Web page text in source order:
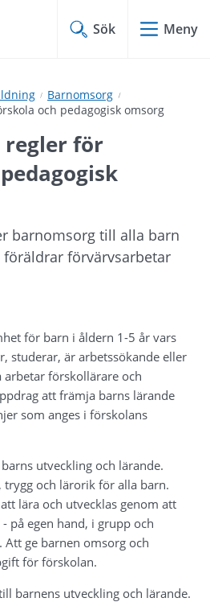
Sök Meny
Barnomsorg
och pedagogisk omsorg
regler för
barnomsorg till alla barn
förvärvsarbetar
för barn i åldern 1-5 år vars
studerar, är arbetssökande eller
förskollärare och
att främja barns lärande
som anges i förskolans
utveckling och lärande.
trygg och lärorik för alla barn.
lära och utvecklas genom att
på egen hand, i grupp och
ge barnen omsorg och
för förskolan.
barnens utveckling och lärande.